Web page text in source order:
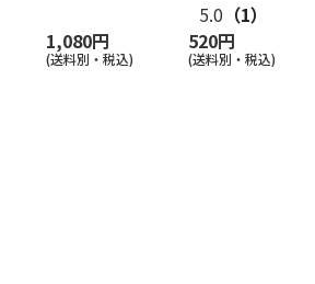
1,080円
(送料別・税込)
5.0 （1）
520円
(送料別・税込)